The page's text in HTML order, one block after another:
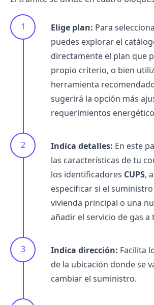
Elige plan: Para
puedes explorar el
directamente el plan que
propio criterio, o bien
herramienta
sugerirá la opción más
requerimientos
Indica detalles: En este
las características de tu
los identificadores CUPS,
especificar si el
vivienda principal o una
añadir el servicio de gas
Indica dirección: Facilita
de la ubicación donde se
cambiar el suministro.